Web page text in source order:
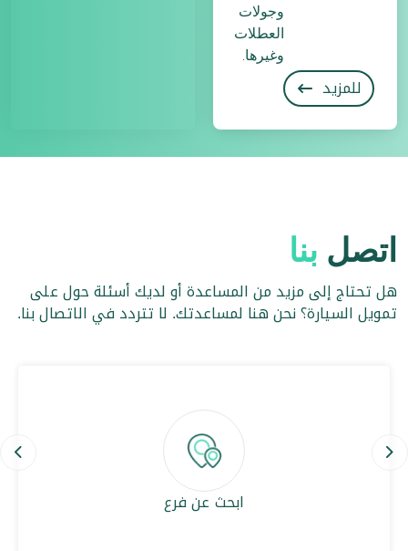
وجولات
العطلات
وغيرها.
للمزيد
اتصل بنا
هل تحتاج إلى مزيد من المساعدة أو لديك أسئلة حول على
تمويل السيارة؟ نحن هنا لمساعدتك. لا تتردد في الاتصال بنا.
ابحث عن فرع
Next